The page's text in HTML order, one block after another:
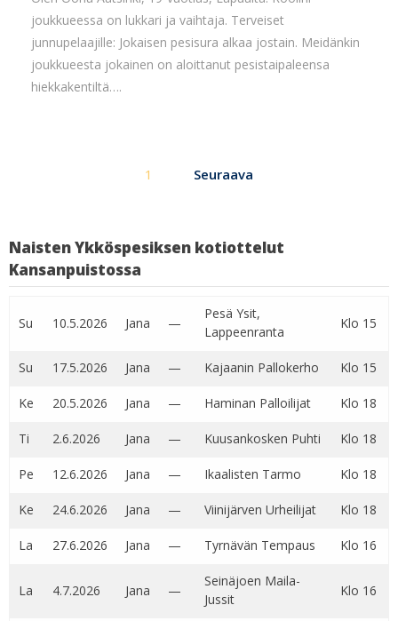
joukkueessa on lukkari ja vaihtaja. Terveiset
junnupelaajille: Jokaisen pesisura alkaa jostain. Meidänkin
joukkueesta jokainen on aloittanut pesistaipaleensa
hiekkakentiltä….
sivutus
1 Seuraava
Naisten Ykköspesiksen kotiottelut
Kansanpuistossa
Su 10.5.2026 Jana —
Pesä Ysit,
Lappeenranta
Klo 15
Su 17.5.2026 Jana — Kajaanin Pallokerho Klo 15
Ke 20.5.2026 Jana — Haminan Palloilijat Klo 18
Ti 2.6.2026 Jana — Kuusankosken Puhti Klo 18
Pe 12.6.2026 Jana — Ikaalisten Tarmo Klo 18
Ke 24.6.2026 Jana — Viinijärven Urheilijat Klo 18
La 27.6.2026 Jana — Tyrnävän Tempaus Klo 16
La 4.7.2026 Jana —
Seinäjoen Maila-
Jussit
Klo 16